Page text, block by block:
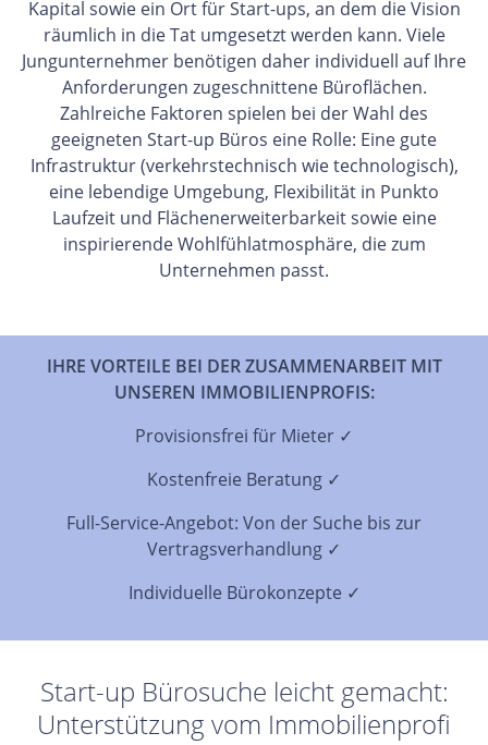
Kapital sowie ein Ort für Start-ups, an dem die Vision
räumlich in die Tat umgesetzt werden kann. Viele
Jungunternehmer benötigen daher individuell auf Ihre
Anforderungen zugeschnittene Büroflächen.
Zahlreiche Faktoren spielen bei der Wahl des
geeigneten Start-up Büros eine Rolle: Eine gute
Infrastruktur (verkehrstechnisch wie technologisch),
eine lebendige Umgebung, Flexibilität in Punkto
Laufzeit und Flächenerweiterbarkeit sowie eine
inspirierende Wohlfühlatmosphäre, die zum
Unternehmen passt.
IHRE VORTEILE BEI DER ZUSAMMENARBEIT MIT
UNSEREN IMMOBILIENPROFIS:
Provisionsfrei für Mieter ✓
Kostenfreie Beratung ✓
Full-Service-Angebot: Von der Suche bis zur
Vertragsverhandlung ✓
Individuelle Bürokonzepte ✓
Start-up Bürosuche leicht gemacht:
Unterstützung vom Immobilienprofi